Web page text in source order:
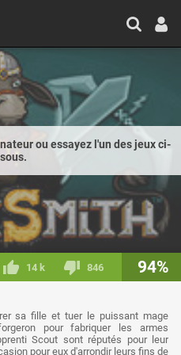
ou essayez l'un des jeux ci-
14 k 846 94%
sa fille et tuer le puissant mage
pour fabriquer les armes
Scout sont réputés pour leur
pour eux d'arrondir leurs fins de